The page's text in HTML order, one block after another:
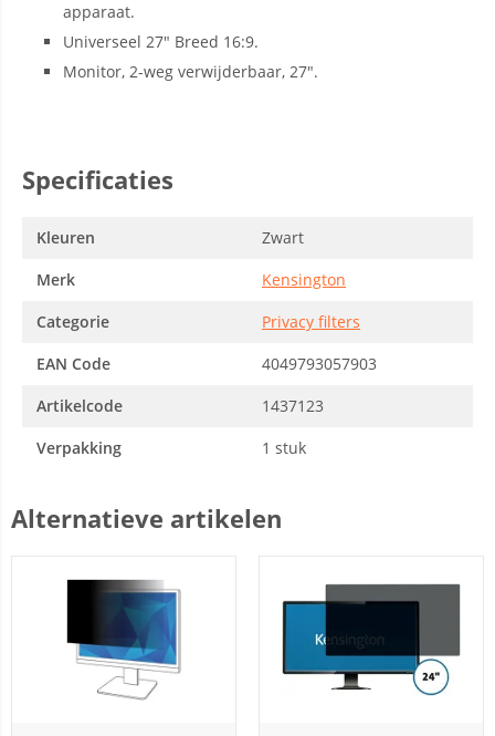
apparaat.
Universeel 27" Breed 16:9.
Monitor, 2-weg verwijderbaar, 27".
Specificaties
Kleuren
Zwart
Merk
Kensington
Categorie
Privacy filters
EAN Code
4049793057903
Artikelcode
1437123
Verpakking
1 stuk
Alternatieve artikelen